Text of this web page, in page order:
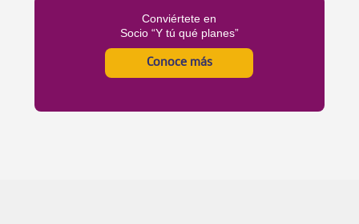
Conviértete en
Socio “Y tú qué planes”
Conoce más